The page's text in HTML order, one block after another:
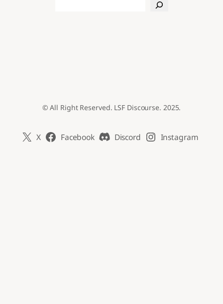
© All Right Reserved. LSF Discourse. 2025.
X Facebook Discord Instagram